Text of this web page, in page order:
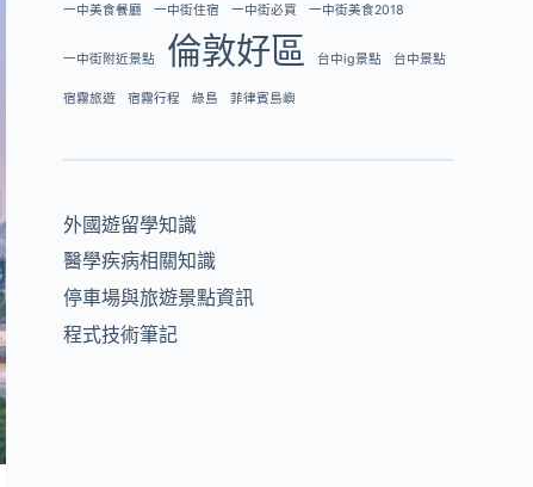
一中美食餐廳 一中街住宿 一中街必買 一中街美食2018
一中街附近景點 倫敦好區 台中ig景點 台中景點
宿霧旅遊 宿霧行程 綠島 菲律賓島嶼
外國遊留學知識
醫學疾病相關知識
停車場與旅遊景點資訊
程式技術筆記